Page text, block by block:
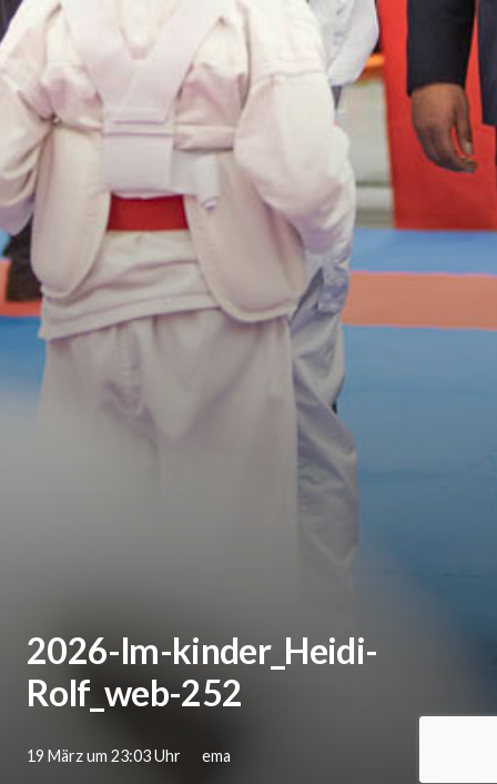
2026-lm-kinder_Heidi-
Rolf_web-252
19 März um 23:03 Uhr ema